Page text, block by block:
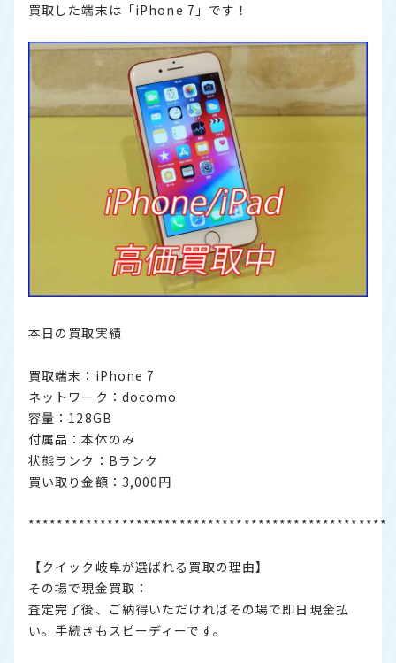
買取した端末は「iPhone 7」です！
本日の買取実績
買取端末：iPhone 7
ネットワーク：docomo
容量：128GB
付属品：本体のみ
状態ランク：Bランク
買い取り金額：3,000円
**************************************************
【クイック岐阜が選ばれる買取の理由】
その場で現金買取：
査定完了後、ご納得いただければその場で即日現金払
い。手続きもスピーディーです。